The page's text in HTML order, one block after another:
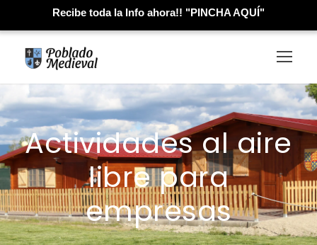
Recibe toda la Info ahora!! "PINCHA AQUÍ"
Actividades al aire
libre para
empresas